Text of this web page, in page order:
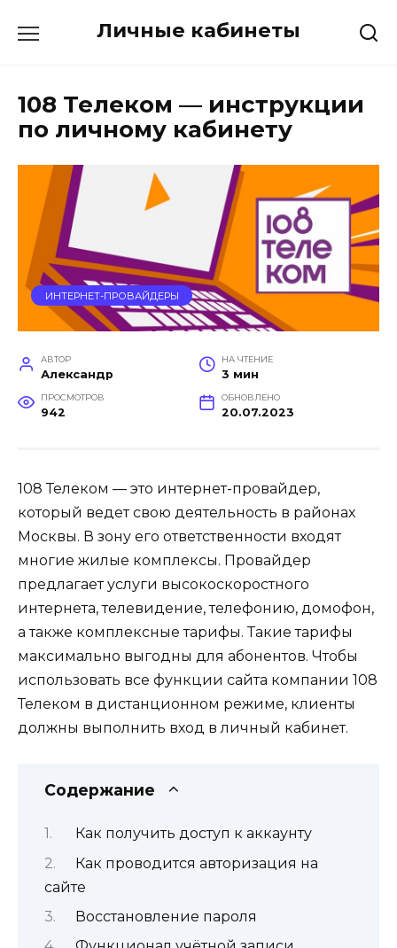
Личные кабинеты
108 Телеком — инструкции
по личному кабинету
ИНТЕРНЕТ-ПРОВАЙДЕРЫ
АВТОР
Александр
НА ЧТЕНИЕ
3 мин
ПРОСМОТРОВ
942
ОБНОВЛЕНО
20.07.2023
108 Телеком — это интернет-провайдер,
который ведет свою деятельность в районах
Москвы. В зону его ответственности входят
многие жилые комплексы. Провайдер
предлагает услуги высокоскоростного
интернета, телевидение, телефонию, домофон,
а также комплексные тарифы. Такие тарифы
максимально выгодны для абонентов. Чтобы
использовать все функции сайта компании 108
Телеком в дистанционном режиме, клиенты
должны выполнить вход в личный кабинет.
Содержание
Как получить доступ к аккаунту
Как проводится авторизация на
сайте
Восстановление пароля